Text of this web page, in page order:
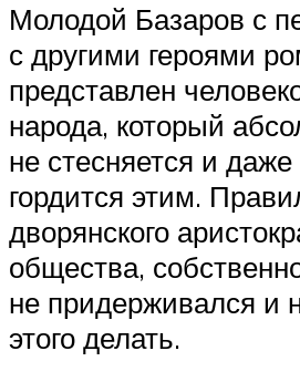
Молодой Базаров с
с другими героями
представлен
народа, который
не стесняется и
гордится этим.
дворянского
общества,
не придерживался и
этого делать.